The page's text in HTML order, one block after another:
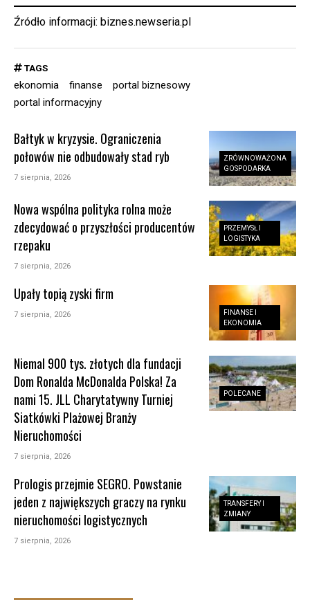
Źródło informacji: biznes.newseria.pl
TAGS
ekonomia finanse
portal biznesowy
portal informacyjny
ZRÓWNOWAŻONA
GOSPODARKA
Bałtyk w kryzysie. Ograniczenia
połowów nie odbudowały stad ryb
7 sierpnia, 2026
PRZEMYSŁ I
LOGISTYKA
Nowa wspólna polityka rolna może
zdecydować o przyszłości producentów
rzepaku
7 sierpnia, 2026
FINANSE I
EKONOMIA
Upały topią zyski firm
7 sierpnia, 2026
POLECANE
Niemal 900 tys. złotych dla fundacji
Dom Ronalda McDonalda Polska! Za
nami 15. JLL Charytatywny Turniej
Siatkówki Plażowej Branży
Nieruchomości
7 sierpnia, 2026
TRANSFERY I
ZMIANY
Prologis przejmie SEGRO. Powstanie
jeden z największych graczy na rynku
nieruchomości logistycznych
7 sierpnia, 2026